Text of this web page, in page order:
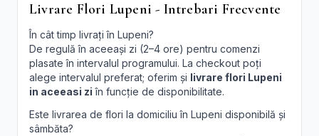
Livrare Flori Lupeni - Intrebari Frecvente
În cât timp livrați în Lupeni?
De regulă în aceeași zi (2–4 ore) pentru comenzi
plasate în intervalul programului. La checkout poți
alege intervalul preferat; oferim și livrare flori Lupeni
in aceeasi zi în funcție de disponibilitate.
Este livrarea de flori la domiciliu în Lupeni disponibilă și
sâmbăta?